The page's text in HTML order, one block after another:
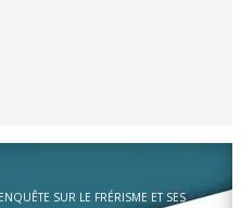
SUR LE FRÉRISME ET SES